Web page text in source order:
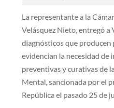
La representante a la
Velásquez Nieto, entregó a
diagnósticos que producen
evidencian la necesidad de
preventivas y curativas de
Mental, sancionada por el
República el pasado 25 de